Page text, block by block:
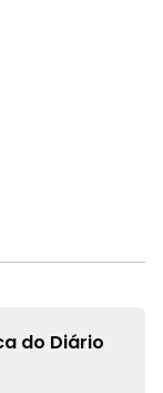
do Diário